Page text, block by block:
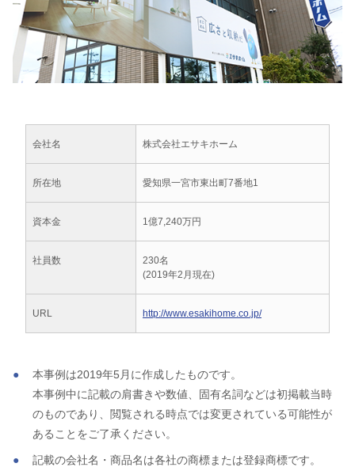
会社名 株式会社エサキホーム
所在地 愛知県一宮市東出町7番地1
資本金 1億7,240万円
社員数
230名
(2019年2月現在)
URL http://www.esakihome.co.jp/
本事例は2019年5月に作成したものです。
本事例中に記載の肩書きや数値、固有名詞などは初掲載当時
のものであり、閲覧される時点では変更されている可能性が
あることをご了承ください。
記載の会社名・商品名は各社の商標または登録商標です。